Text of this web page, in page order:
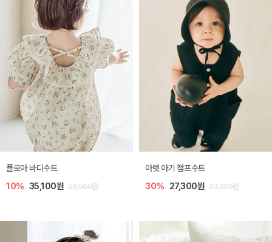
플로아 바디수트
10% 35,100원 39,000원
아렛 아기 점프수트
30% 27,300원 39,000원